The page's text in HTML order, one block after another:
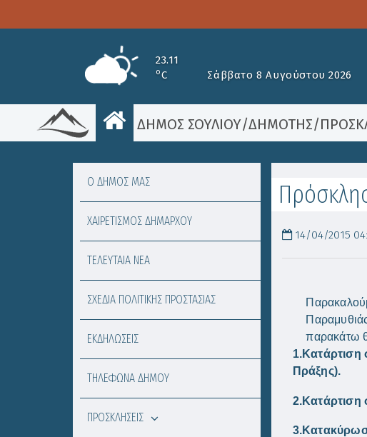
23.11
oC Σάββατο 8 Αυγούστου 2026
ΔΗΜΟΣ ΣΟΥΛΙΟΥ/ΔΗΜΟΤΗΣ/
14/04/2015
παρακάτω
1.Κατάρτιση
Πράξης).
2.Κατάρτιση
3.
Ο ΔΗΜΟΣ ΜΑΣ
ΧΑΙΡΕΤΙΣΜΟΣ ΔΗΜΑΡΧΟΥ
ΤΕΛΕΥΤΑΙΑ ΝΕΑ
ΣΧΕΔΙΑ ΠΟΛΙΤΙΚΗΣ ΠΡΟΣΤΑΣΙΑΣ
ΕΚΔΗΛΩΣΕΙΣ
ΤΗΛΕΦΩΝΑ ΔΗΜΟΥ
ΠΡΟΣΚΛΗΣΕΙΣ